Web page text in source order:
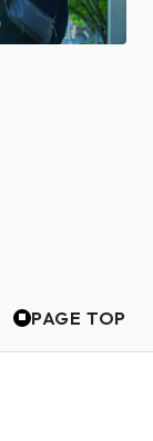
PAGE TOP